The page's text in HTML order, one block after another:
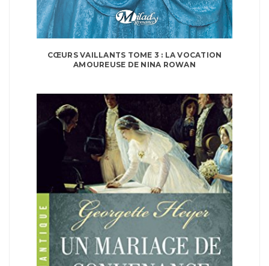
CŒURS VAILLANTS TOME 3 : LA VOCATION
AMOUREUSE DE NINA ROWAN